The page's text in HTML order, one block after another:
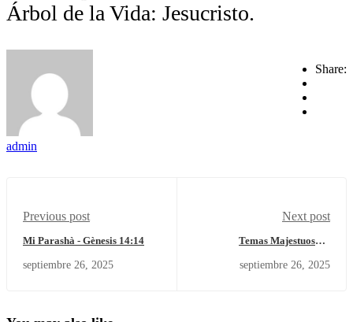
Árbol de la Vida: Jesucristo.
Share:
admin
Previous post
Mi Parashà - Gènesis 14:14
septiembre 26, 2025
Next post
Temas Majestuosos -
septiembre 26, 2025